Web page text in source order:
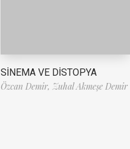
SİNEMA VE DİSTOPYA
Özcan Demir, Zuhal Akmeşe Demir